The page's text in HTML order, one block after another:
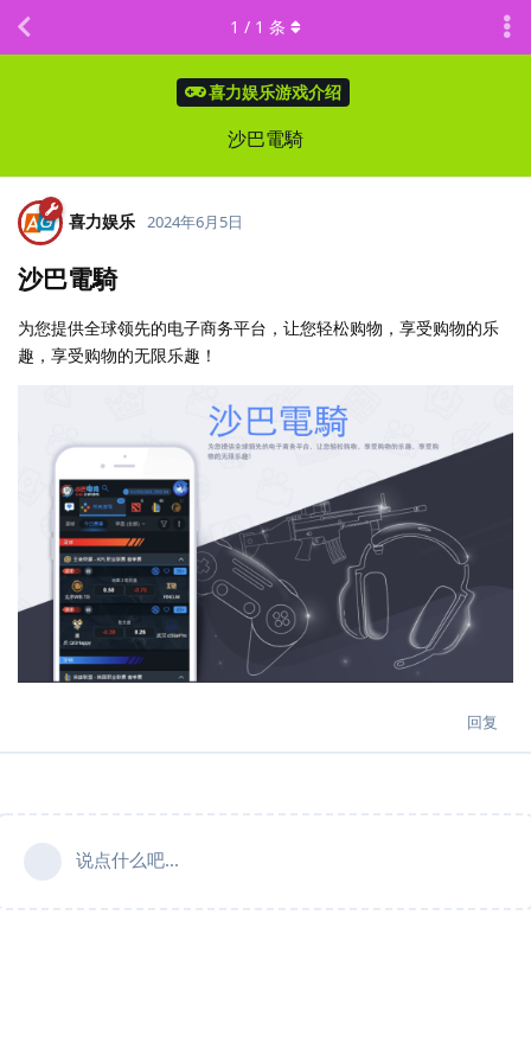
喜力娱乐游戏介绍
沙巴電騎
1 / 1 条
喜力娱乐 2024年6月5日
沙巴電騎
为您提供全球领先的电子商务平台，让您轻松购物，享受购物的乐
趣，享受购物的无限乐趣！
回复
说点什么吧...